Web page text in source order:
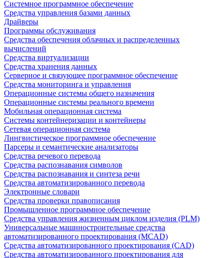
Системное программное обеспечение
Средства управления базами данных
Драйверы
Программы обслуживания
Средства обеспечения облачных и распределенных
вычислений
Средства виртуализации
Средства хранения данных
Серверное и связующее программное обеспечение
Средства мониторинга и управления
Операционные системы общего назначения
Операционные системы реального времени
Мобильная операционная система
Системы контейнеризации и контейнеры
Сетевая операционная система
Лингвистическое программное обеспечение
Парсеры и семантические анализаторы
Средства речевого перевода
Средства распознавания символов
Средства распознавания и синтеза речи
Средства автоматизированного перевода
Электронные словари
Средства проверки правописания
Промышленное программное обеспечение
Средства управления жизненным циклом изделия (PLM)
Универсальные машиностроительные средства
автоматизированного проектирования (MCAD)
Средства автоматизированного проектирования (CAD)
Средства автоматизированного проектирования для